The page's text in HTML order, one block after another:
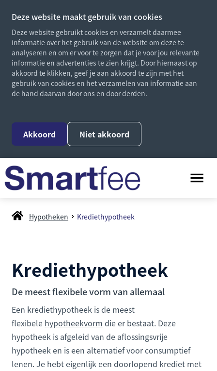
Deze website maakt gebruik van cookies
Deze website gebruikt cookies en verzamelt daarmee
informatie over het gebruik van de website om deze te
analyseren en om er voor te zorgen dat je voor jou relevante
informatie en advertenties te zien krijgt. Door hiernaast op
akkoord te klikken, geef je aan akkoord te zijn met het
gebruik van cookies en het verzamelen van informatie aan
de hand daarvan door ons en door derden.
Akkoord Niet akkoord
Hypotheken Krediethypotheek
Krediethypotheek
De meest flexibele vorm van allemaal
Een krediethypotheek is de meest
flexibele hypotheekvorm die er bestaat. Deze
hypotheek is afgeleid van de aflossingsvrije
hypotheek en is een alternatief voor consumptief
lenen. Je hebt eigenlijk een doorlopend krediet met